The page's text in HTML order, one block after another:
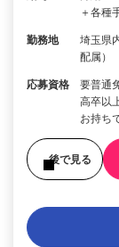
＋各
勤務地
埼玉県
配属）
応募資格
要普通
高卒以
お持ち
後で見る